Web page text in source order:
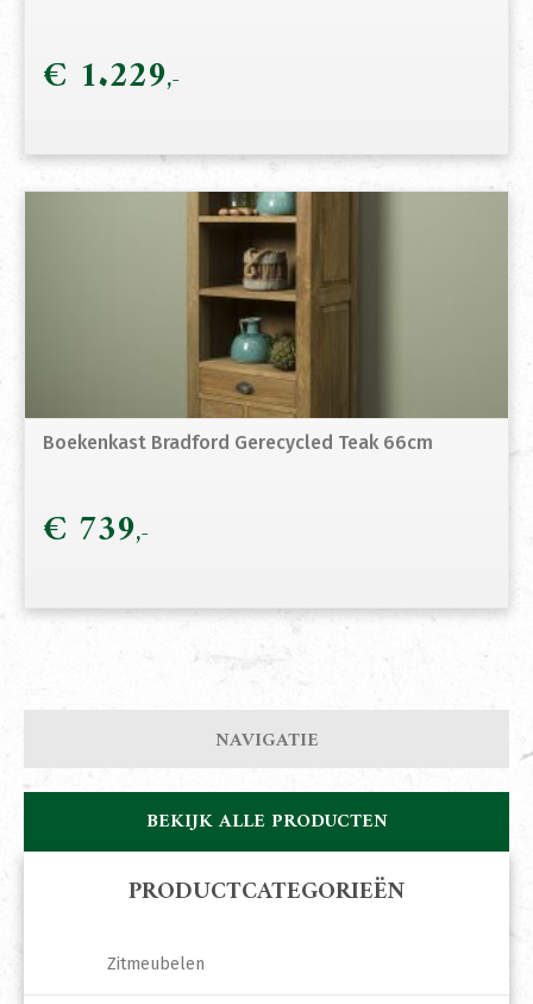
€ 1.229
Boekenkast Bradford Gerecycled Teak 66cm
€ 739
NAVIGATIE
BEKIJK ALLE PRODUCTEN
PRODUCTCATEGORIEËN
Zitmeubelen